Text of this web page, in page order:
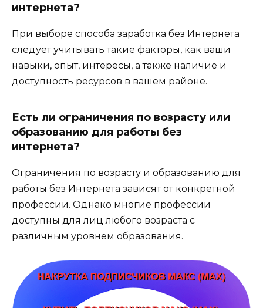
интернета?
При выборе способа заработка без Интернета
следует учитывать такие факторы, как ваши
навыки, опыт, интересы, а также наличие и
доступность ресурсов в вашем районе.
Есть ли ограничения по возрасту или
образованию для работы без
интернета?
Ограничения по возрасту и образованию для
работы без Интернета зависят от конкретной
профессии. Однако многие профессии
доступны для лиц любого возраста с
различным уровнем образования.